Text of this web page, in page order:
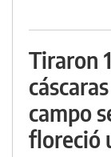
Tiraron
campo
floreció